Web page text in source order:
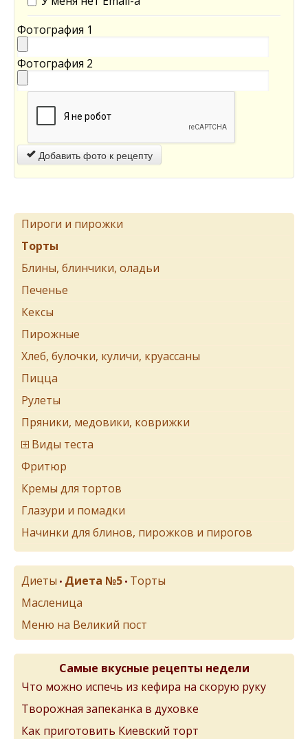
Фотография 1
Фотография 2
Добавить фото к рецепту
Пироги и пирожки
Торты
Блины, блинчики, оладьи
Печенье
Кексы
Пирожные
Хлеб, булочки, куличи, круассаны
Пицца
Рулеты
Пряники, медовики, коврижки
Виды теста
Фритюр
Кремы для тортов
Глазури и помадки
Начинки для блинов, пирожков и пирогов
Диеты • Диета №5 • Торты
Масленица
Меню на Великий пост
Самые вкусные рецепты недели
Что можно испечь из кефира на скорую руку
Творожная запеканка в духовке
Как приготовить Киевский торт